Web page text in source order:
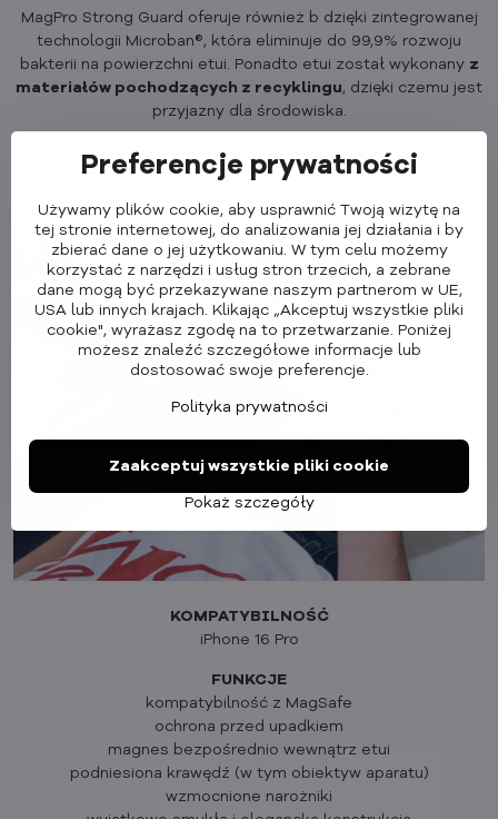
MagPro Strong Guard oferuje również b dzięki zintegrowanej
technologii Microban®, która eliminuje do 99,9% rozwoju
bakterii na powierzchni etui. Ponadto etui został wykonany z
materiałów pochodzących z recyklingu, dzięki czemu jest
przyjazny dla środowiska.
Etui przeszły rygorystyczny
test wojskowy MIL-STD 810G-
, uznawany na całym świecie certyfikat potwierdzający
KOMPATYBILNOŚĆ
iPhone 16 Pro
FUNKCJE
kompatybilność z MagSafe
ochrona przed upadkiem
magnes bezpośrednio wewnątrz etui
podniesiona krawędź (w tym obiektyw aparatu)
wzmocnione narożniki
Preferencje prywatności
Używamy plików cookie, aby usprawnić Twoją wizytę na
tej stronie internetowej, do analizowania jej działania i by
zbierać dane o jej użytkowaniu. W tym celu możemy
korzystać z narzędzi i usług stron trzecich, a zebrane
dane mogą być przekazywane naszym partnerom w UE,
USA lub innych krajach. Klikając „Akceptuj wszystkie pliki
cookie", wyrażasz zgodę na to przetwarzanie. Poniżej
możesz znaleźć szczegółowe informacje lub
dostosować swoje preferencje.
Polityka prywatności
Pokaż szczegóły
Zaakceptuj wszystkie pliki cookie